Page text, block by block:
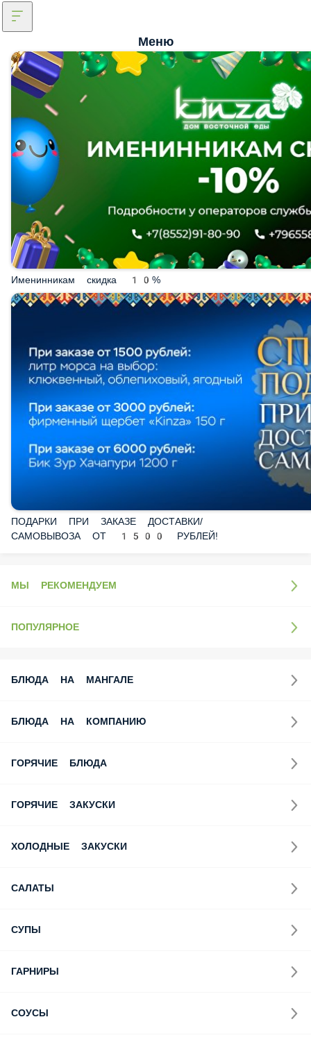
Меню
Именинникам скидка 10%
ПОДАРКИ ПРИ ЗАКАЗЕ ДОСТАВКИ/САМОВЫВОЗА ОТ
1500 РУБЛЕЙ!
МЫ РЕКОМЕНДУЕМ
ПОПУЛЯРНОЕ
БЛЮДА НА МАНГАЛЕ
БЛЮДА НА КОМПАНИЮ
ГОРЯЧИЕ БЛЮДА
ГОРЯЧИЕ ЗАКУСКИ
ХОЛОДНЫЕ ЗАКУСКИ
САЛАТЫ
СУПЫ
ГАРНИРЫ
СОУСЫ